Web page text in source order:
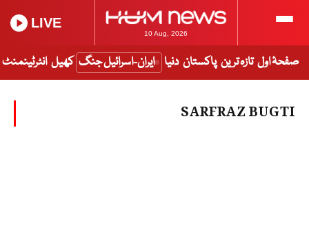
10 Aug, 2026
LIVE
صفحۂ اول تازہ ترین پاکستان دنیا ایران-اسرائیل جنگ کھیل انٹرٹینمنٹ
SARFRAZ BUGTI